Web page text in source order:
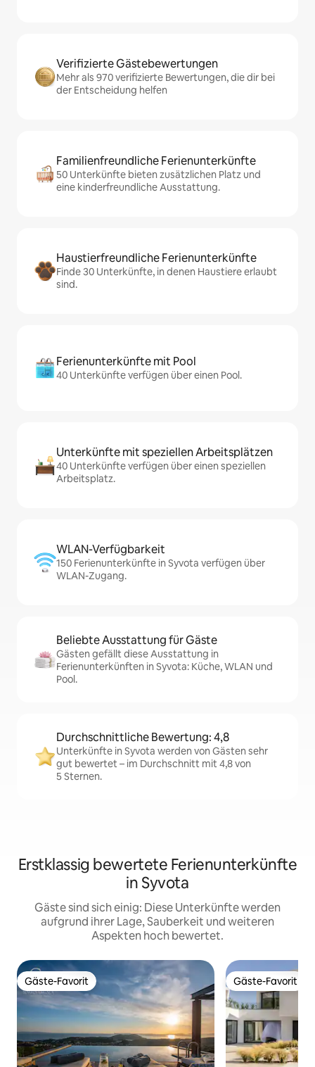
Verifizierte Gästebewertungen
Mehr als 970 verifizierte Bewertungen, die dir bei
der Entscheidung helfen
Familienfreundliche Ferienunterkünfte
50 Unterkünfte bieten zusätzlichen Platz und
eine kinderfreundliche Ausstattung.
Haustierfreundliche Ferienunterkünfte
Finde 30 Unterkünfte, in denen Haustiere erlaubt
sind.
Ferienunterkünfte mit Pool
40 Unterkünfte verfügen über einen Pool.
Unterkünfte mit speziellen Arbeitsplätzen
40 Unterkünfte verfügen über einen speziellen
Arbeitsplatz.
WLAN-Verfügbarkeit
150 Ferienunterkünfte in Syvota verfügen über
WLAN-Zugang.
Beliebte Ausstattung für Gäste
Gästen gefällt diese Ausstattung in
Ferienunterkünften in Syvota: Küche, WLAN und
Pool.
Durchschnittliche Bewertung: 4,8
Unterkünfte in Syvota werden von Gästen sehr
gut bewertet – im Durchschnitt mit 4,8 von
5 Sternen.
Erstklassig bewertete Ferienunterkünfte
in Syvota
Gäste sind sich einig: Diese Unterkünfte werden
aufgrund ihrer Lage, Sauberkeit und weiteren
Aspekten hoch bewertet.
Gäste-Favorit
Gäste-Favorit Gäste-Favorit
Gäste-Favorit